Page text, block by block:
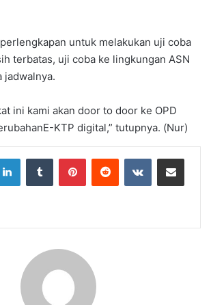
untuk melakukan uji coba
terbatas, uji coba ke lingkungan ASN
jadwalnya.
ini kami akan door to door ke OPD
KTP digital,” tutupnya. (Nur)